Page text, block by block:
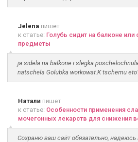
Jelena пишет
к статье: Голубь сидит на балконе
предметы
ja sidela na balkone i slegka
natschela Golubka workowat.K tschemu
Натали пишет
к статье: Особенности применения
мочегонных лекарств для снижения
Сохраню ваш сайт обязательно, надеюсь